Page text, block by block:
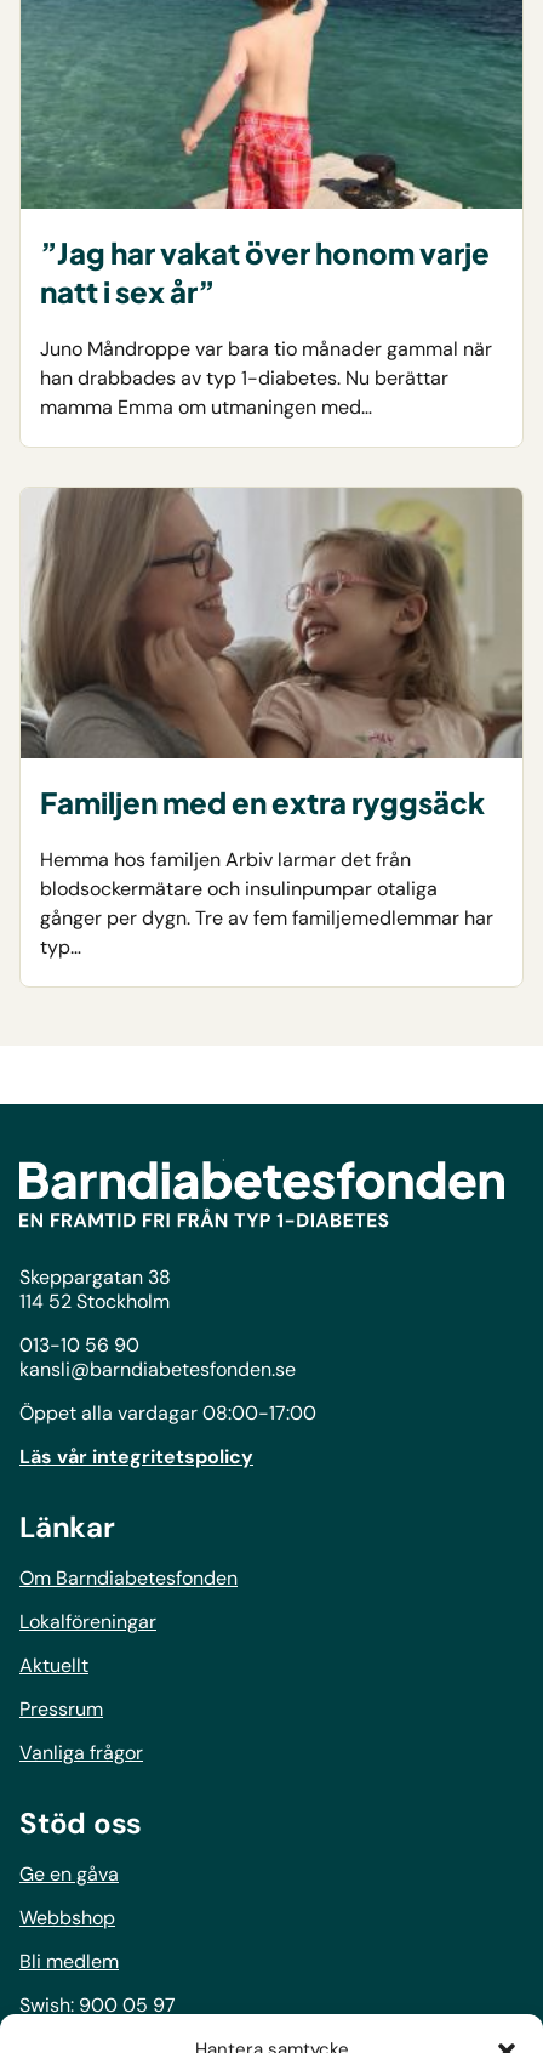
”Jag har vakat över honom varje
natt i sex år”
Juno Måndroppe var bara tio månader gammal när
han drabbades av typ 1-diabetes. Nu berättar
mamma Emma om utmaningen med…
Familjen med en extra ryggsäck
Hemma hos familjen Arbiv larmar det från
blodsockermätare och insulinpumpar otaliga
gånger per dygn. Tre av fem familjemedlemmar har
typ…
Skeppargatan 38
114 52 Stockholm
013-10 56 90
kansli@barndiabetesfonden.se
Öppet alla vardagar 08:00-17:00
Läs vår integritetspolicy
Länkar
Om Barndiabetesfonden
Lokalföreningar
Aktuellt
Pressrum
Vanliga frågor
Stöd oss
Ge en gåva
Webbshop
Bli medlem
Swish: 900 05 97